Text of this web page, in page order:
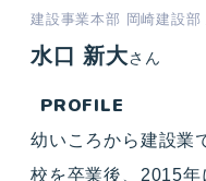
建設事業本部 岡崎建設部
水口 新大さん
PROFILE
幼いころから建設業
校を卒業後、2015